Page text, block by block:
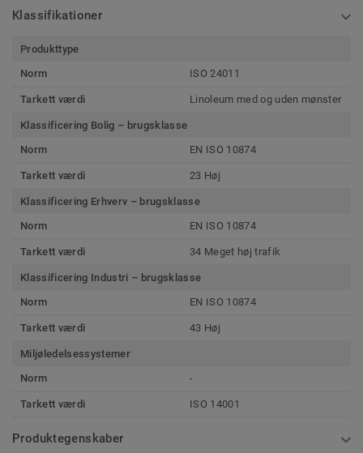
Klassifikationer
Produkttype
Norm
ISO 24011
Tarkett værdi Linoleum med og uden mønster
Klassificering Bolig – brugsklasse
Norm
EN ISO 10874
Tarkett værdi 23 Høj
Klassificering Erhverv – brugsklasse
Norm
EN ISO 10874
Tarkett værdi 34 Meget høj trafik
Klassificering Industri – brugsklasse
Norm
EN ISO 10874
Tarkett værdi 43 Høj
Miljøledelsessystemer
Norm
-
Tarkett værdi ISO 14001
Produktegenskaber